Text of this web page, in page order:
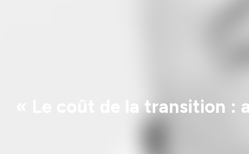
« Le coût de la transition :